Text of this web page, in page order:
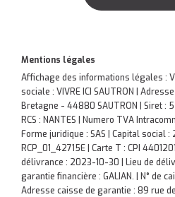
Mentions légales
Affichage des informations légales :
sociale : VIVRE ICI SAUTRON |
Bretagne - 44880 SAUTRON | Siret :
RCS : NANTES | Numero TVA
Forme juridique : SAS | Capital social :
RCP_01_42715E | Carte T : CPI
délivrance : 2023-10-30 | Lieu de
garantie financière : GALIAN. | N° de
Adresse caisse de garantie : 89 rue